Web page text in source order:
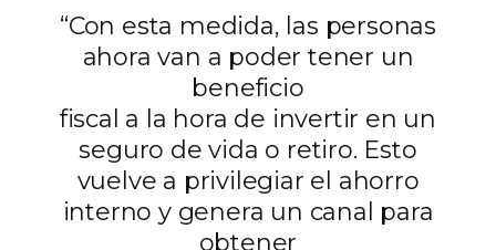
“Con esta medida, las personas
ahora van a poder tener un
beneficio
fiscal a la hora de invertir en un
seguro de vida o retiro. Esto
vuelve a privilegiar el ahorro
interno y genera un canal para
obtener